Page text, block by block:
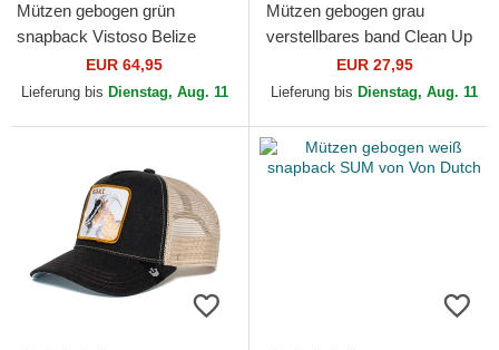
Mützen gebogen grün
snapback Vistoso Belize
Toucan The Farm Goorin
Bros.
EUR 64,95
Lieferung bis Dienstag, Aug. 11
Mützen gebogen grau
verstellbares band Clean Up
Dog Base Runner Icon von
47 Brand
EUR 27,95
Lieferung bis Dienstag, Aug. 11